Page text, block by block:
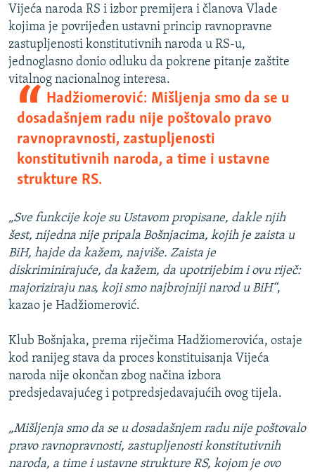
Vijeća naroda RS i izbor premijera i članova Vlade
kojima je povrijeđen ustavni princip ravnopravne
zastupljenosti konstitutivnih naroda u RS-u,
jednoglasno donio odluku da pokrene pitanje zaštite
vitalnog nacionalnog interesa.
Hadžiomerović: Mišljenja smo da se u
dosadašnjem radu nije poštovalo pravo
ravnopravnosti, zastupljenosti
konstitutivnih naroda, a time i ustavne
strukture RS.
„Sve funkcije koje su Ustavom propisane, dakle njih
šest, nijedna nije pripala Bošnjacima, kojih je zaista u
BiH, hajde da kažem, najviše. Zaista je
diskriminirajuće, da kažem, da upotrijebim i ovu riječ:
majoriziraju nas, koji smo najbrojniji narod u BiH“,
kazao je Hadžiomerović.
Klub Bošnjaka, prema riječima Hadžiomerovića, ostaje
kod ranijeg stava da proces konstituisanja Vijeća
naroda nije okončan zbog načina izbora
predsjedavajućeg i potpredsjedavajućih ovog tijela.
„Mišljenja smo da se u dosadašnjem radu nije poštovalo
pravo ravnopravnosti, zastupljenosti konstitutivnih
naroda, a time i ustavne strukture RS, kojom je ovo